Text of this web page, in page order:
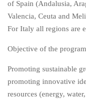
of Spain (Andalusia,
Valencia, Ceuta and
For Italy all regions are
Objective of the
Promoting sustainable
promoting innovative
resources (energy,